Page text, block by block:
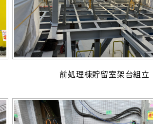
前処理棟貯留室架台組立